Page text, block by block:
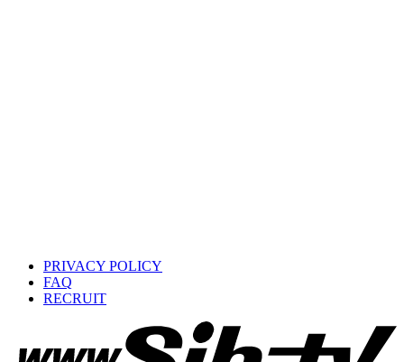
PRIVACY POLICY
FAQ
RECRUIT